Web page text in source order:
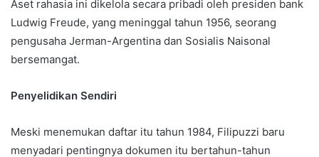
Aset rahasia ini dikelola secara pribadi oleh presiden bank
Ludwig Freude, yang meninggal tahun 1956, seorang
pengusaha Jerman-Argentina dan Sosialis Naisonal
bersemangat.
Penyelidikan Sendiri
Meski menemukan daftar itu tahun 1984, Filipuzzi baru
menyadari pentingnya dokumen itu bertahun-tahun